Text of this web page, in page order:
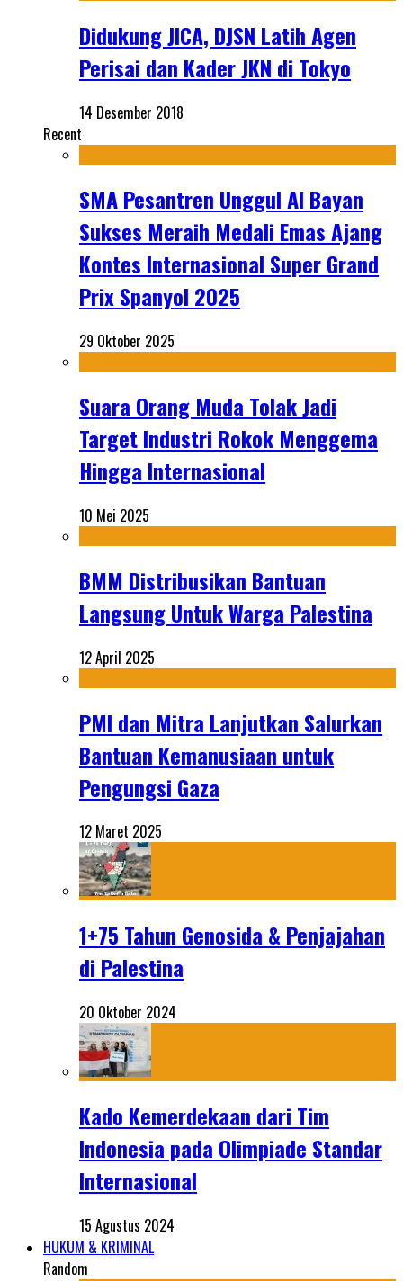
Didukung JICA, DJSN Latih Agen
Perisai dan Kader JKN di Tokyo
14 Desember 2018
Recent
SMA Pesantren Unggul Al Bayan
Sukses Meraih Medali Emas Ajang
Kontes Internasional Super Grand
Prix Spanyol 2025
29 Oktober 2025
Suara Orang Muda Tolak Jadi
Target Industri Rokok Menggema
Hingga Internasional
10 Mei 2025
BMM Distribusikan Bantuan
Langsung Untuk Warga Palestina
12 April 2025
PMI dan Mitra Lanjutkan Salurkan
Bantuan Kemanusiaan untuk
Pengungsi Gaza
12 Maret 2025
1+75 Tahun Genosida & Penjajahan
di Palestina
20 Oktober 2024
Kado Kemerdekaan dari Tim
Indonesia pada Olimpiade Standar
Internasional
15 Agustus 2024
HUKUM & KRIMINAL
Random